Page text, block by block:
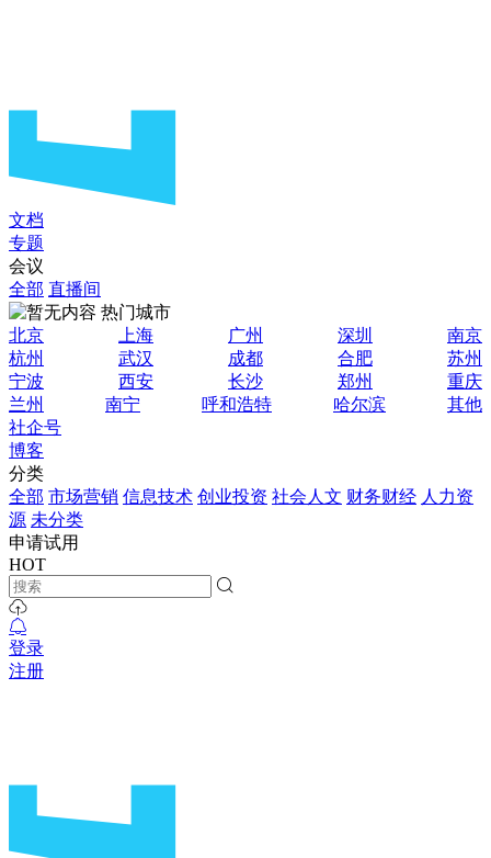
文档
专题
会议
全部 直播间
热门城市
北京
上海 广州 深圳
南京
杭州
武汉 成都 合肥
苏州
宁波
西安 长沙 郑州
重庆
兰州
南宁 呼和浩特 哈尔滨
其他
社企号
博客
分类
全部 市场营销 信息技术 创业投资 社会人文 财务财经 人力资
源 未分类
申请试用
HOT
登录
注册